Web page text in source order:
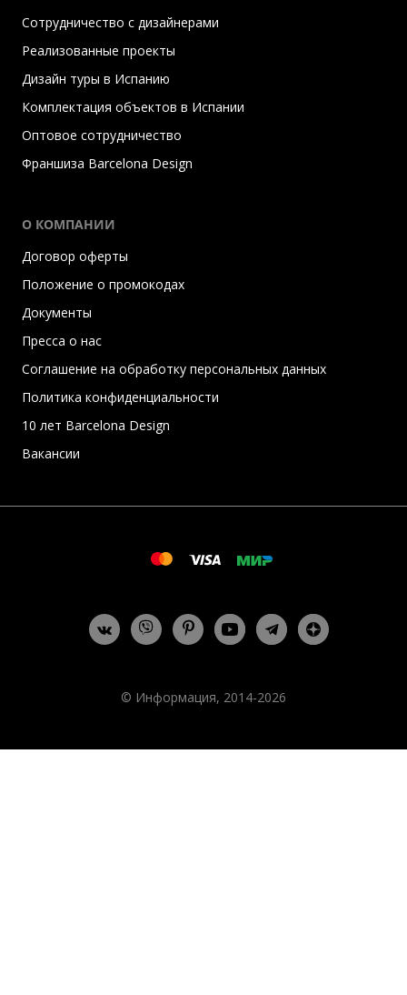
Сотрудничество с дизайнерами
Реализованные проекты
Дизайн туры в Испанию
Комплектация объектов в Испании
Оптовое сотрудничество
Франшиза Barcelona Design
О КОМПАНИИ
Договор оферты
Положение о промокодах
Документы
Пресса о нас
Соглашение на обработку персональных данных
Политика конфиденциальности
10 лет Barcelona Design
Вакансии
© Информация, 2014-2026